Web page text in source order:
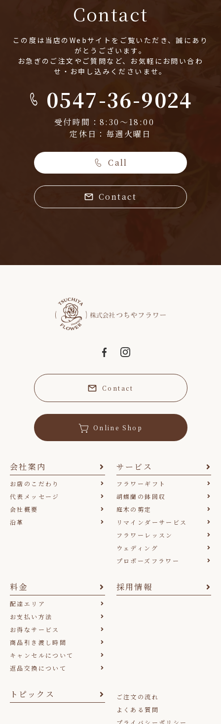
Contact
この度は当店のWebサイトをご覧いただき、誠にあり
がとうございます。
お急ぎのご注文やご質問など、お気軽にお問い合わ
せ・お申し込みくださいませ。
0547-36-9024
受付時間：8:30～18:00
定休日：毎週火曜日
Call
Contact
Contact
Online Shop
会社案内
お店のこだわり
代表メッセージ
会社概要
沿革
サービス
フラワーギフト
胡蝶蘭の鉢回収
庭木の剪定
リマインダーサービス
フラワーレッスン
ウェディング
プロポーズフラワー
料金
配達エリア
お支払い方法
お得なサービス
商品引き渡し時間
キャンセルについて
返品交換について
採用情報
トピックス
ご注文の流れ
よくある質問